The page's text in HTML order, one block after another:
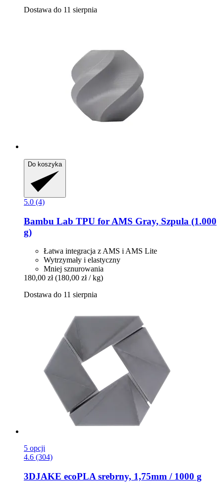
Dostawa do 11 sierpnia
Do koszyka
5.0 (4)
Bambu Lab TPU for AMS Gray, Szpula (1.000
g)
Łatwa integracja z AMS i AMS Lite
Wytrzymały i elastyczny
Mniej sznurowania
180,00 zł (180,00 zł / kg)
Dostawa do 11 sierpnia
5 opcji
4.6 (304)
3DJAKE ecoPLA srebrny, 1,75mm / 1000 g